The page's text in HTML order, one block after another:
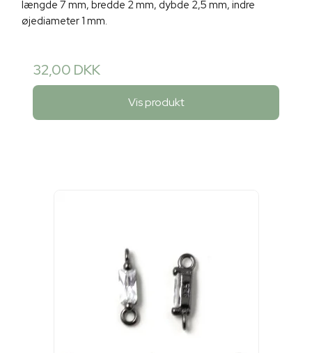
længde 7 mm, bredde 2 mm, dybde 2,5 mm, indre
øjediameter 1 mm.
32,00 DKK
Vis produkt